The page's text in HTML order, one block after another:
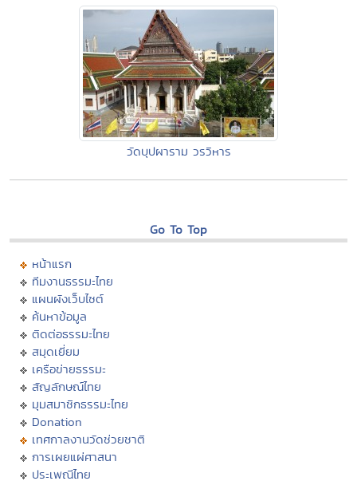
วัดบุปผาราม วรวิหาร
Go To Top
หน้าแรก
ทีมงานธรรมะไทย
แผนผังเว็บไซต์
ค้นหาข้อมูล
ติดต่อธรรมะไทย
สมุดเยี่ยม
เครือข่ายธรรมะ
สัญลักษณ์ไทย
มุมสมาชิกธรรมะไทย
Donation
เทศกาลงานวัดช่วยชาติ
การเผยแผ่ศาสนา
ประเพณีไทย